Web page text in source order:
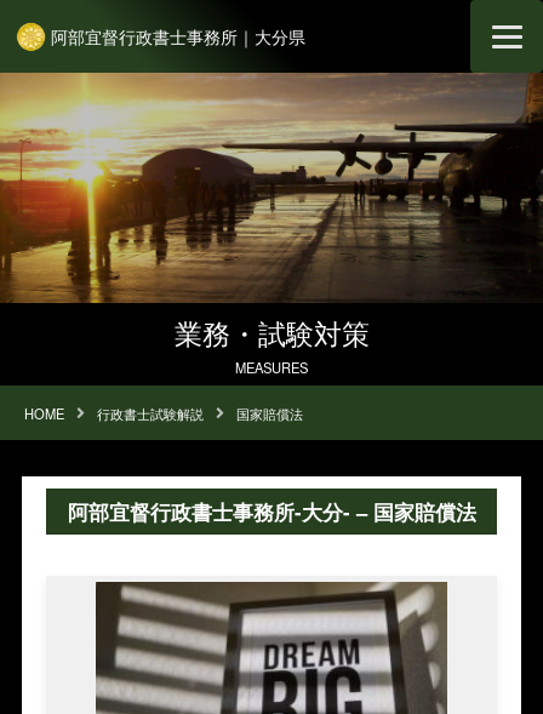
阿部宜督行政書士事務所｜大分県
業務・試験対策
MEASURES
HOME 行政書士試験解説 国家賠償法
阿部宜督行政書士事務所-大分- – 国家賠償法